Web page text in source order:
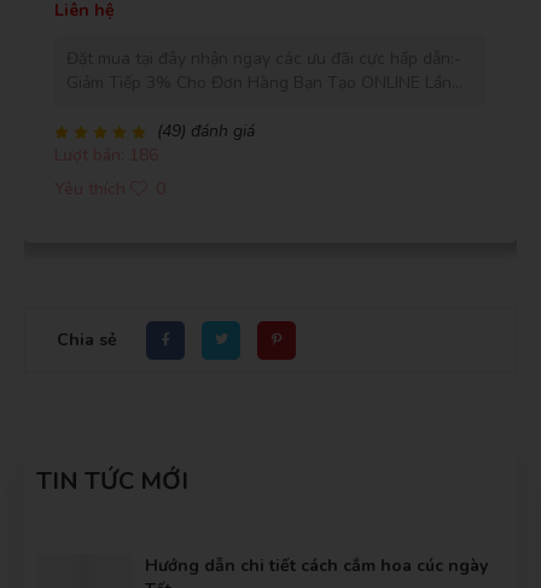
Liên hệ
Và 10% Cho Đơn Hàng Bạn Tạo ONLINE Lần Thứ
(49) đánh giá
Chia sẻ
TIN TỨC MỚI
Hướng dẫn chi tiết cách cắm hoa cúc ngày